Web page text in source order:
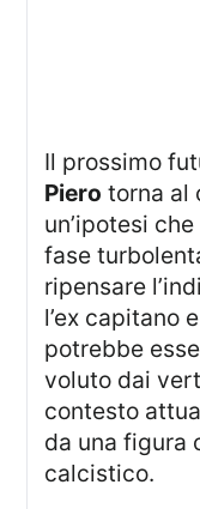
Il prossimo
Piero torna al
un’ipotesi
fase
ripensare
l’ex capitano
potrebbe
voluto dai
contesto
da una figura
calcistico.